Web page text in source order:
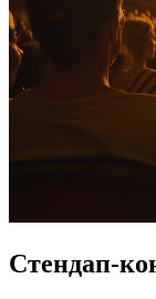
Стендап-